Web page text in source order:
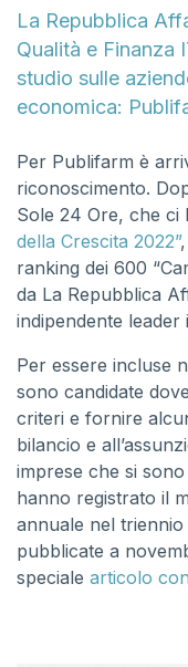
La Repubblica
Qualità e Finanza
studio sulle
economica:
Per Publifarm è
riconoscimento.
Sole 24 Ore, che ci
della Crescita 2022”
ranking dei 600
da La Repubblica
indipendente leader
Per essere incluse
sono candidate
criteri e fornire
bilancio e
imprese che si
hanno registrato il
annuale nel
pubblicate a
speciale articolo